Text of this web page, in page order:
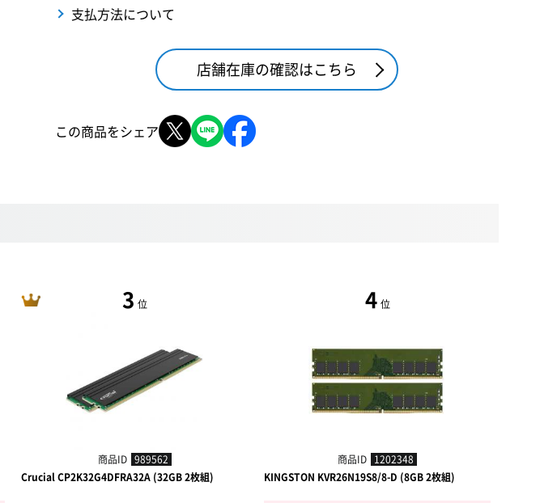
支払方法について
店舗在庫の確認はこちら
この商品をシェア
3 位
商品ID 989562
Crucial CP2K32G4DFRA32A (32GB 2枚組)
4 位
商品ID 1202348
KINGSTON KVR26N19S8/8-D (8GB 2枚組)